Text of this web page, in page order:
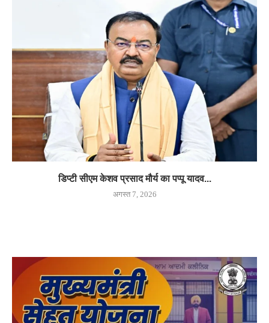
डिप्टी सीएम केशव प्रसाद मौर्य का पप्पू यादव...
अगस्त 7, 2026